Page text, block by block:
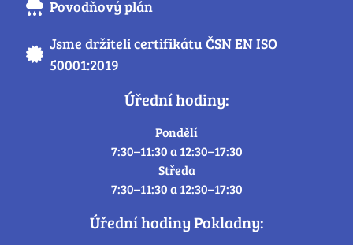
Povodňový plán
Jsme držiteli certifikátu ČSN EN ISO
50001:2019
Úřední hodiny:
Pondělí
7:30–11:30 a 12:30–17:30
Středa
7:30–11:30 a 12:30–17:30
Úřední hodiny Pokladny: